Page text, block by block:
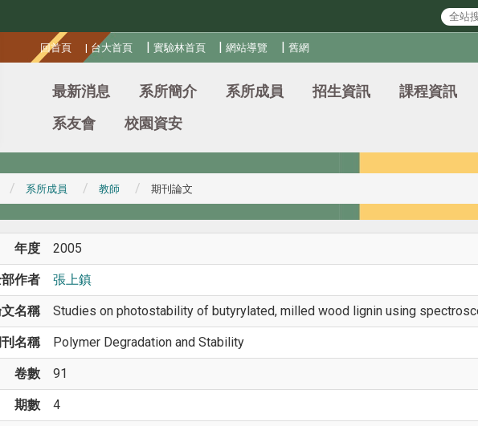
回首頁 | 台大首頁 | 實驗林首頁 |網站導覽 |舊網
最新消息 系所簡介 系所成員 招生資訊 課程資訊
系友會
校園資安
系所成員 教師 期刊論文
年度 2005
作者 張上鎮
名稱 Studies on photostability of butyrylated, milled wood lignin using
名稱 Polymer Degradation and Stability
卷數 91
期數 4